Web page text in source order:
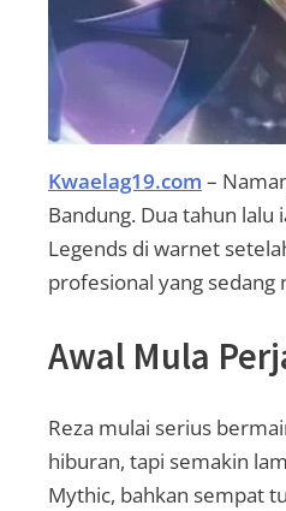
Kwaelag19.com –
Bandung. Dua tahun lalu
Legends di warnet
profesional yang sedang
Awal Mula
Reza mulai serius
hiburan, tapi semakin
Mythic, bahkan sempat